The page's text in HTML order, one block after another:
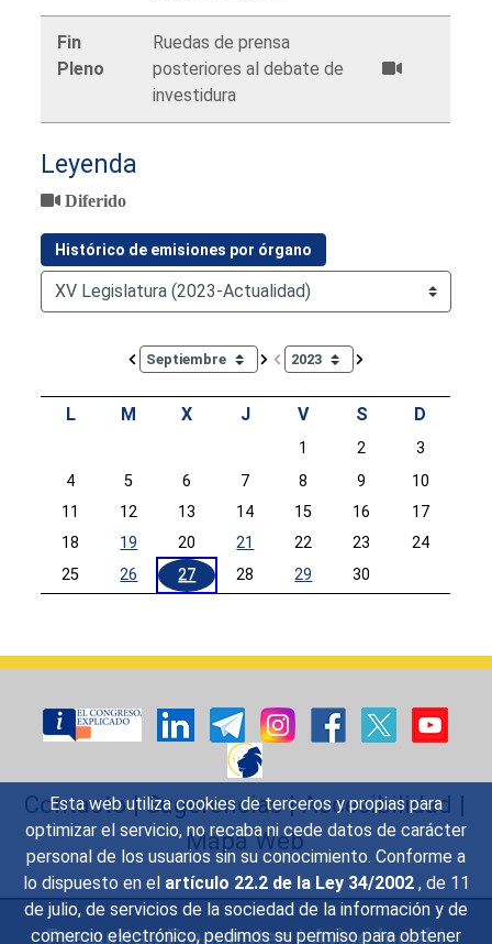
Esta web utiliza cookies de terceros y propias para
optimizar el servicio, no recaba ni cede datos de carácter
personal de los usuarios sin su conocimiento. Conforme a
lo dispuesto en el artículo 22.2 de la Ley 34/2002 , de 11
de julio, de servicios de la sociedad de la información y de
comercio electrónico, pedimos su permiso para obtener
Fin
Pleno
Ruedas de prensa
posteriores al debate de
investidura
Leyenda
Diferido
Histórico de emisiones por órgano
Calendar io de actividades. Doce Legislatura
L M X J V S D
1 2
3
4
5 6 7 8 9
10
11
12 13 14 15 16
17
18
19 20 21 22 23
24
25
26 27 28 29 30
Contacto|Sugerencias|Accesibilidad |
Mapa Web
Preguntas Frecuentes|Aviso legal|